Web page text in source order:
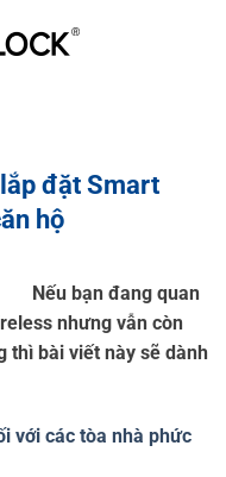
đặt Smart
hộ
Nếu bạn đang quan
nhưng vẫn còn
thì bài viết này sẽ dành
với các tòa nhà phức